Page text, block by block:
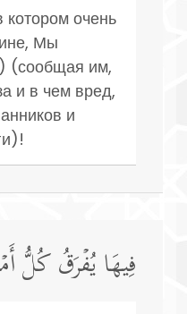
очень
Мы
(сообщая им,
и в чем вред,
и
فِیهَا یُفۡرَقُ كُلُّ